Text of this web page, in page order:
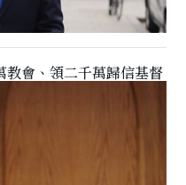
教會、領二千萬歸信基督